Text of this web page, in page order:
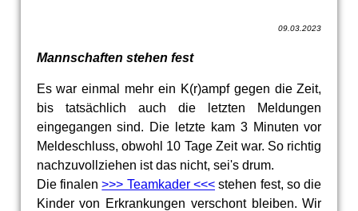
09.03.2023
Mannschaften stehen fest
Es war einmal mehr ein K(r)ampf gegen die Zeit,
bis tatsächlich auch die letzten Meldungen
eingegangen sind. Die letzte kam 3 Minuten vor
Meldeschluss, obwohl 10 Tage Zeit war. So richtig
nachzuvollziehen ist das nicht, sei's drum.
Die finalen>>> Teamkader <<< stehen fest, so die
Kinder von Erkrankungen verschont bleiben. Wir